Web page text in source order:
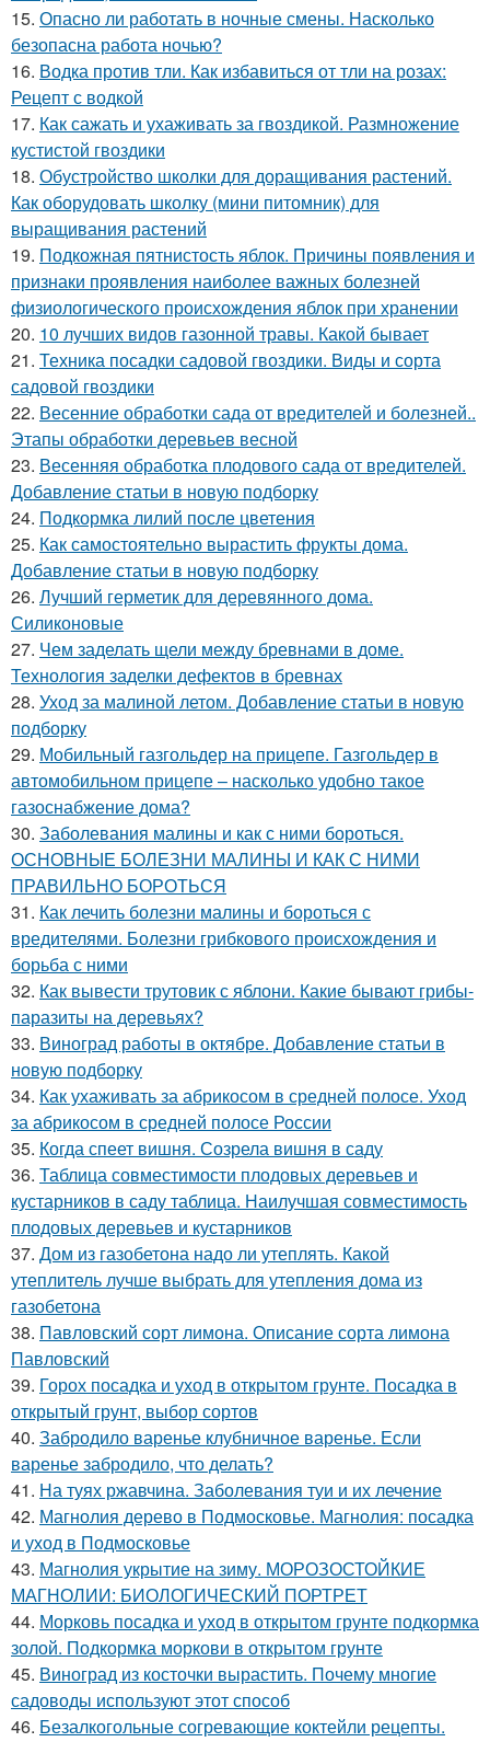
15. Опасно ли работать в ночные смены. Насколько
безопасна работа ночью?
16. Водка против тли. Как избавиться от тли на розах:
Рецепт с водкой
17. Как сажать и ухаживать за гвоздикой. Размножение
кустистой гвоздики
18. Обустройство школки для доращивания растений.
Как оборудовать школку (мини питомник) для
выращивания растений
19. Подкожная пятнистость яблок. Причины появления и
признаки проявления наиболее важных болезней
физиологического происхождения яблок при хранении
20. 10 лучших видов газонной травы. Какой бывает
21. Техника посадки садовой гвоздики. Виды и сорта
садовой гвоздики
22. Весенние обработки сада от вредителей и болезней..
Этапы обработки деревьев весной
23. Весенняя обработка плодового сада от вредителей.
Добавление статьи в новую подборку
24. Подкормка лилий после цветения
25. Как самостоятельно вырастить фрукты дома.
Добавление статьи в новую подборку
26. Лучший герметик для деревянного дома.
Силиконовые
27. Чем заделать щели между бревнами в доме.
Технология заделки дефектов в бревнах
28. Уход за малиной летом. Добавление статьи в новую
подборку
29. Мобильный газгольдер на прицепе. Газгольдер в
автомобильном прицепе – насколько удобно такое
газоснабжение дома?
30. Заболевания малины и как с ними бороться.
ОСНОВНЫЕ БОЛЕЗНИ МАЛИНЫ И КАК С НИМИ
ПРАВИЛЬНО БОРОТЬСЯ
31. Как лечить болезни малины и бороться с
вредителями. Болезни грибкового происхождения и
борьба с ними
32. Как вывести трутовик с яблони. Какие бывают грибы-
паразиты на деревьях?
33. Виноград работы в октябре. Добавление статьи в
новую подборку
34. Как ухаживать за абрикосом в средней полосе. Уход
за абрикосом в средней полосе России
35. Когда спеет вишня. Созрела вишня в саду
36. Таблица совместимости плодовых деревьев и
кустарников в саду таблица. Наилучшая совместимость
плодовых деревьев и кустарников
37. Дом из газобетона надо ли утеплять. Какой
утеплитель лучше выбрать для утепления дома из
газобетона
38. Павловский сорт лимона. Описание сорта лимона
Павловский
39. Горох посадка и уход в открытом грунте. Посадка в
открытый грунт, выбор сортов
40. Забродило варенье клубничное варенье. Если
варенье забродило, что делать?
41. На туях ржавчина. Заболевания туи и их лечение
42. Магнолия дерево в Подмосковье. Магнолия: посадка
и уход в Подмосковье
43. Магнолия укрытие на зиму. МОРОЗОСТОЙКИЕ
МАГНОЛИИ: БИОЛОГИЧЕСКИЙ ПОРТРЕТ
44. Морковь посадка и уход в открытом грунте подкормка
золой. Подкормка моркови в открытом грунте
45. Виноград из косточки вырастить. Почему многие
садоводы используют этот способ
46. Безалкогольные согревающие коктейли рецепты.